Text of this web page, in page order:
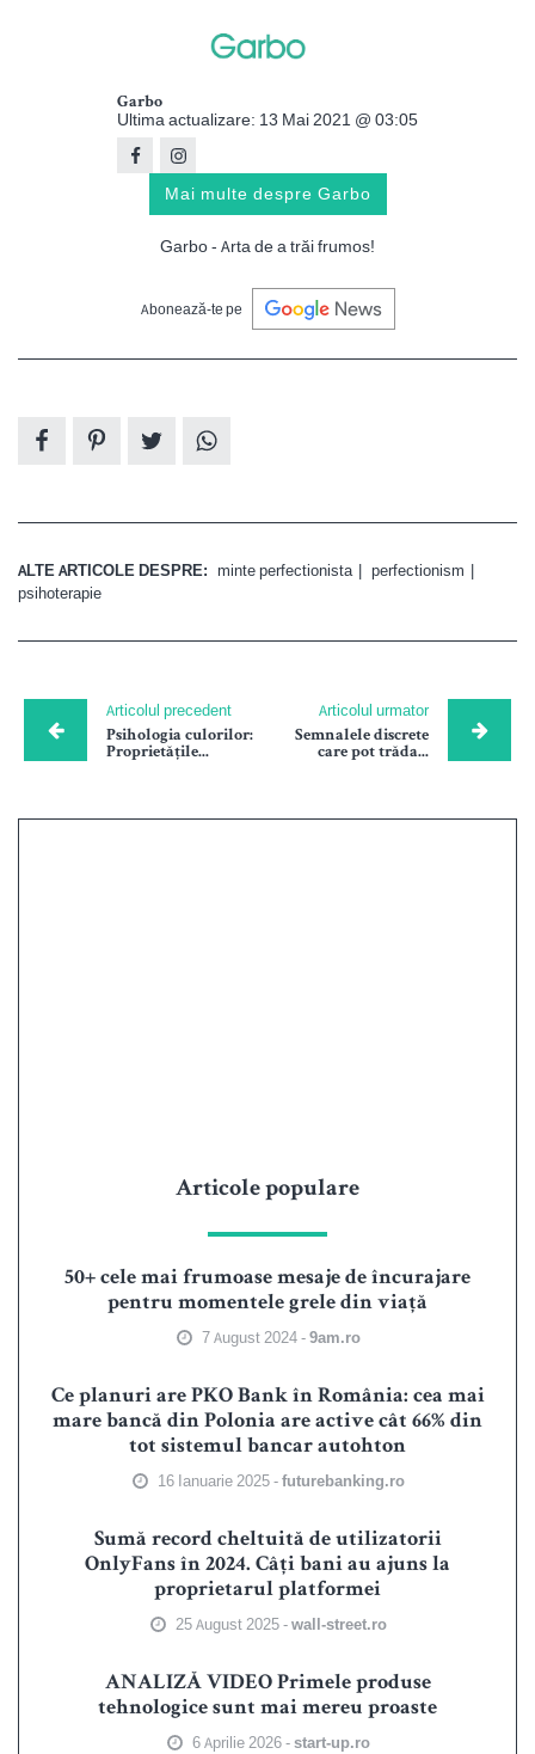
Garbo
Ultima actualizare: 13 Mai 2021 @ 03:05
Mai multe despre Garbo
Garbo - Arta de a trăi frumos!
Abonează-te pe
ALTE ARTICOLE DESPRE: minte perfectionista
perfectionism
psihoterapie
Articolul precedent
Psihologia culorilor:
Proprietățile...
Articolul urmator
Semnalele discrete
care pot trăda...
Articole populare
50+ cele mai frumoase mesaje de încurajare
pentru momentele grele din viață
7 August 2024 -9am.ro
Ce planuri are PKO Bank în România: cea mai
mare bancă din Polonia are active cât 66% din
tot sistemul bancar autohton
16 Ianuarie 2025 -futurebanking.ro
Sumă record cheltuită de utilizatorii
OnlyFans în 2024. Câți bani au ajuns la
proprietarul platformei
25 August 2025 -wall-street.ro
ANALIZĂ VIDEO Primele produse
tehnologice sunt mai mereu proaste
6 Aprilie 2026 -start-up.ro